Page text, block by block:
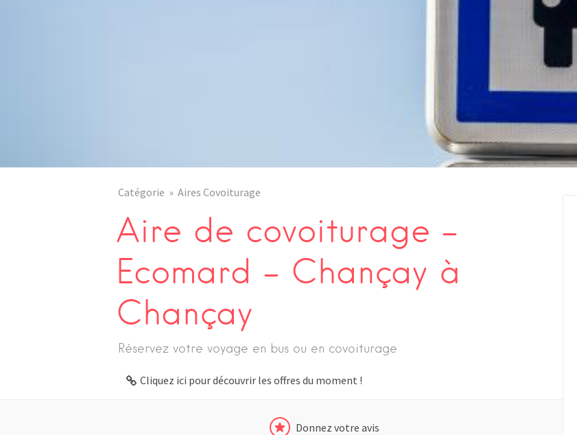
Catégorie Aires Covoiturage
Aire de covoiturage –
Ecomard – Chançay à
Chançay
Réservez votre voyage en bus ou en covoiturage
Cliquez ici pour découvrir les offres du moment !
Donnez votre avis